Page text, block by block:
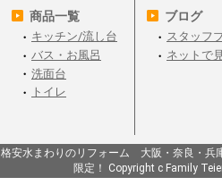
商品一覧
キッチン/流し台
バス・お風呂
洗面台
トイレ
ブログ
スタッフ
ネットで
格安水まわりのリフォーム 大阪・奈良・
限定！ Copyright c Family